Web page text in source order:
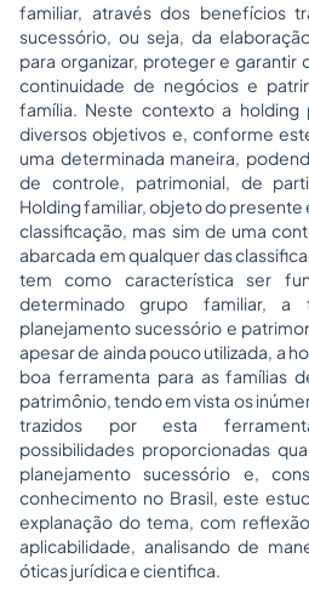
familiar, através dos benefícios
sucessório, ou seja, da
para organizar, proteger e garantir
continuidade de negócios e
família. Neste contexto a
diversos objetivos e, conforme
uma determinada maneira,
de controle, patrimonial, de
Holding familiar, objeto do presente
classificação, mas sim de uma
abarcada em qualquer das
tem como característica ser
determinado grupo familiar,
planejamento sucessório e
apesar de ainda pouco utilizada, a
boa ferramenta para as famílias
patrimônio, tendo em vista os
trazidos por esta
possibilidades proporcionadas
planejamento sucessório e,
conhecimento no Brasil, este
explanação do tema, com
aplicabilidade, analisando de
óticas jurídica e cientifica.